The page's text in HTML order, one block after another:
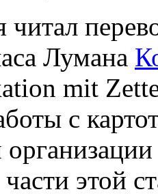
Лумана
mit
с
этой